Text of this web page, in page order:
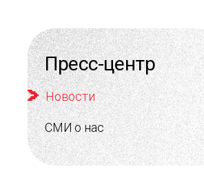
Пресс-центр
Новости
СМИ о нас